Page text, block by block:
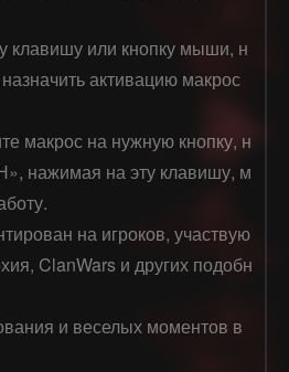
клавишу или кнопку мыши, н
активацию макрос
макрос на нужную кнопку, н
нажимая на эту клавишу, м
на игроков, участвую
ClanWars и других подобн
и веселых моментов в